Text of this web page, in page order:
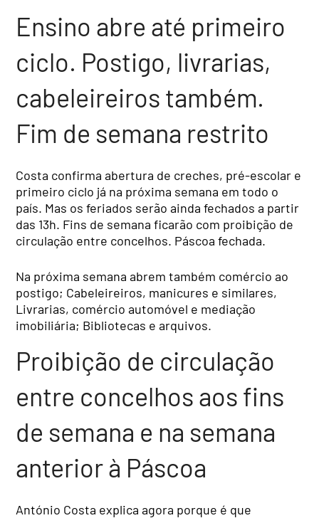
Ensino abre até primeiro
ciclo. Postigo, livrarias,
cabeleireiros também.
Fim de semana restrito
Costa confirma abertura de creches, pré-escolar e
primeiro ciclo já na próxima semana em todo o
país. Mas os feriados serão ainda fechados a partir
das 13h. Fins de semana ficarão com proibição de
circulação entre concelhos. Páscoa fechada.
Na próxima semana abrem também comércio ao
postigo; Cabeleireiros, manicures e similares,
Livrarias, comércio automóvel e mediação
imobiliária; Bibliotecas e arquivos.
Proibição de circulação
entre concelhos aos fins
de semana e na semana
anterior à Páscoa
António Costa explica agora porque é que